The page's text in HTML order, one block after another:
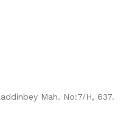
Mah. No:7/H, 637.